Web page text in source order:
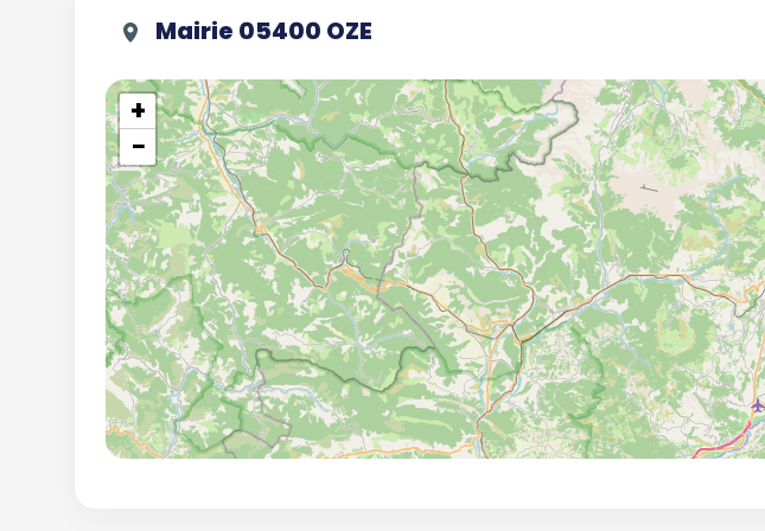
Mairie 05400 OZE
+
−